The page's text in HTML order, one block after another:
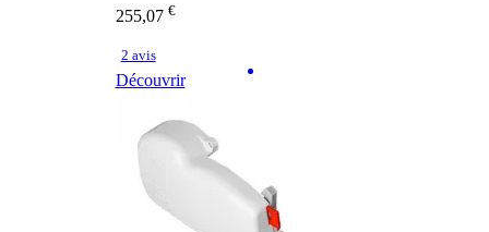
255,07 €
2 avis
Découvrir